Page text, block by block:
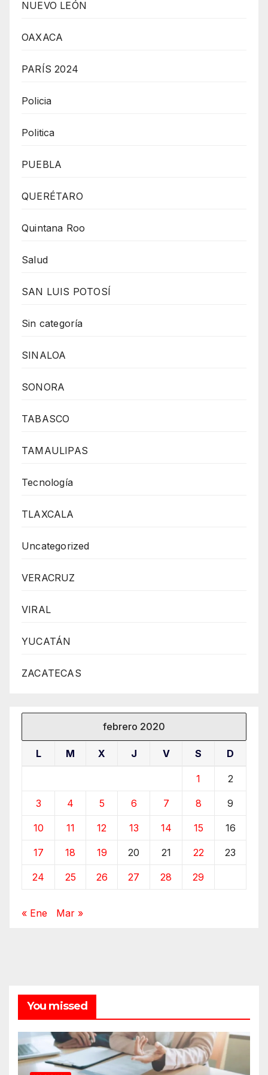
NUEVO LEÓN
OAXACA
PARÍS 2024
Policia
Politica
PUEBLA
QUERÉTARO
Quintana Roo
Salud
SAN LUIS POTOSÍ
Sin categoría
SINALOA
SONORA
TABASCO
TAMAULIPAS
Tecnología
TLAXCALA
Uncategorized
VERACRUZ
VIRAL
YUCATÁN
ZACATECAS
febrero 2020
L M X J V S D
1 2
3 4 5 6 7 8 9
10 11 12 13 14 15 16
17 18 19 20 21 22 23
24 25 26 27 28 29
« Ene Mar »
You missed